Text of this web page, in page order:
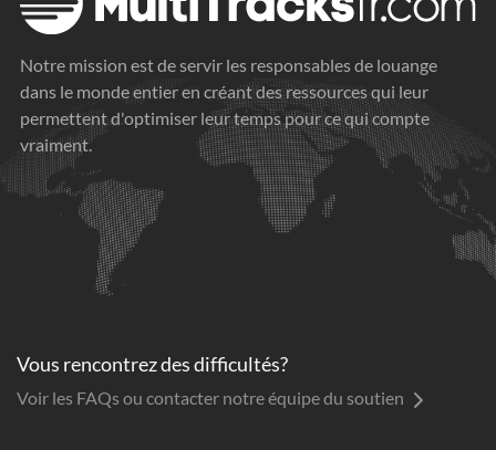
Notre mission est de servir les responsables de louange
dans le monde entier en créant des ressources qui leur
permettent d'optimiser leur temps pour ce qui compte
vraiment.
Vous rencontrez des difficultés?
Voir les FAQs ou contacter notre équipe du soutien